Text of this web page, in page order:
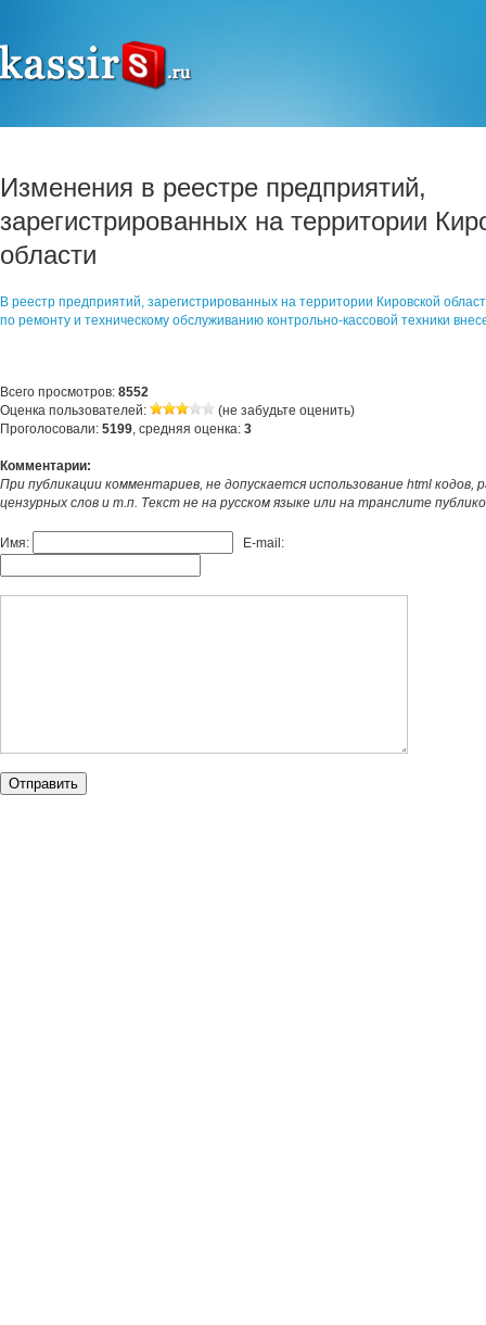
Изменения в реестре предприятий,
зарегистрированных на территории
области
В реестр предприятий, зарегистрированных на территории Кировской
по ремонту и техническому обслуживанию контрольно-кассовой техники
Всего просмотров: 8552
Оценка пользователей:
(не забудьте оценить)
Проголосовали: 5199, средняя оценка: 3
Комментарии:
При публикации комментариев, не допускается использование html кодов,
цензурных слов и т.п. Текст не на русском языке или на транслите
Имя: E-mail: